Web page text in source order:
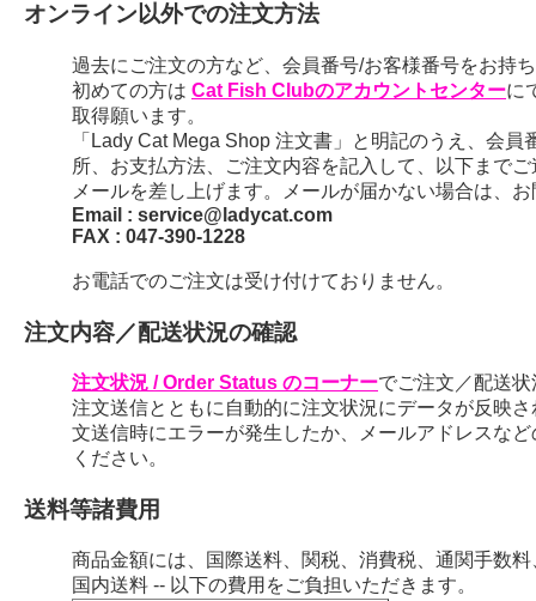
オンライン以外での注文方法
過去にご注文の方など、会員番号/お客様番号をお持
初めての方は Cat Fish Clubのアカウントセンターに
取得願います。
「Lady Cat Mega Shop 注文書」と明記のうえ、会
所、お支払方法、ご注文内容を記入して、以下まで
メールを差し上げます。メールが届かない場合は、
Email : service@ladycat.com
FAX : 047-390-1228
お電話でのご注文は受け付けておりません。
注文内容／配送状況の確認
注文状況 / Order Status のコーナーでご注文／配送
注文送信とともに自動的に注文状況にデータが反映
文送信時にエラーが発生したか、メールアドレスな
ください。
送料等諸費用
商品金額には、国際送料、関税、消費税、通関手数
国内送料 -- 以下の費用をご負担いただきます。